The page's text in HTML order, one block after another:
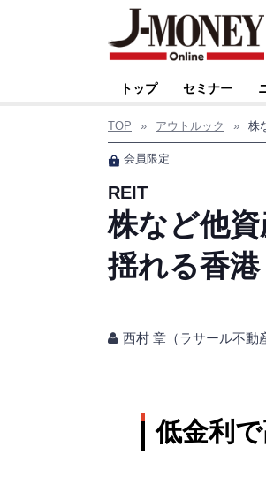
トップ セミナー
TOP » アウトルック »
会員限定
REIT
株など他
揺れる香
西村 章（ラサール不動
低金利